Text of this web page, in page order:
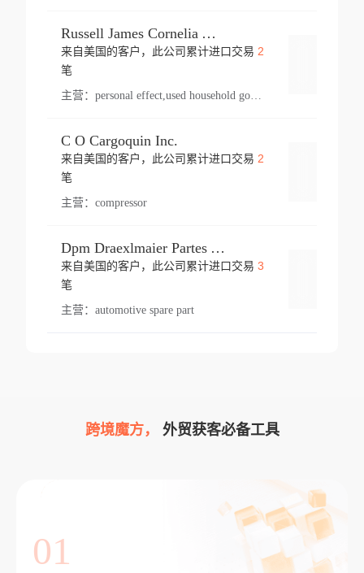
Russell James Cornelia Arlington Va
来自美国的客户，此公司累计进口交易 2
笔
主营： personal effect,used household goods
C O Cargoquin Inc.
来自美国的客户，此公司累计进口交易 2
笔
主营： compressor
Dpm Draexlmaier Partes Automotrices Corr Ind Huejotzingo
来自美国的客户，此公司累计进口交易 3
笔
主营： automotive spare part
跨境魔方， 外贸获客必备工具
01